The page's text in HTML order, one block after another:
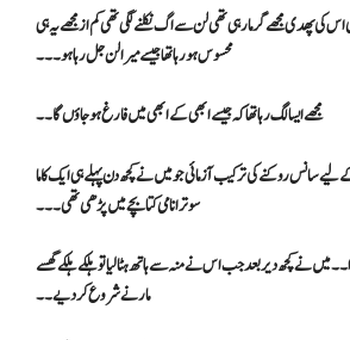
پھدی مجھے گرما رہی تھی لن سے اگ نکلنے لگی تھی کم از مجھے یہ ہی
محسوس ہو رہا تھا جیسے میرا لن جل رہا ہو۔۔۔
مجھے ایسا لگ رہا تھا کہ جیسے ابھی کے ابھی میں فارغ ہو جاؤں گا۔۔
سانس روکنے کی ترکیب آزمائی جو میں نے کچھ دن پہلے ہی ایک کاما
سوترا نامی کتابچے میں پڑھی تھی۔۔۔
میں نے کچھ دیر بعد جب اس نے منہ سے ہاتھ ہٹا لیا تو ہلکے ہلکے گھسے
مارنے شروع کر دیے ۔۔